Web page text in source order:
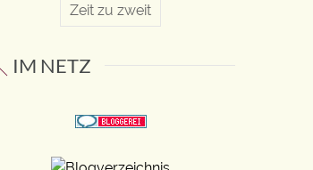
Zeit zu zweit
IM NETZ